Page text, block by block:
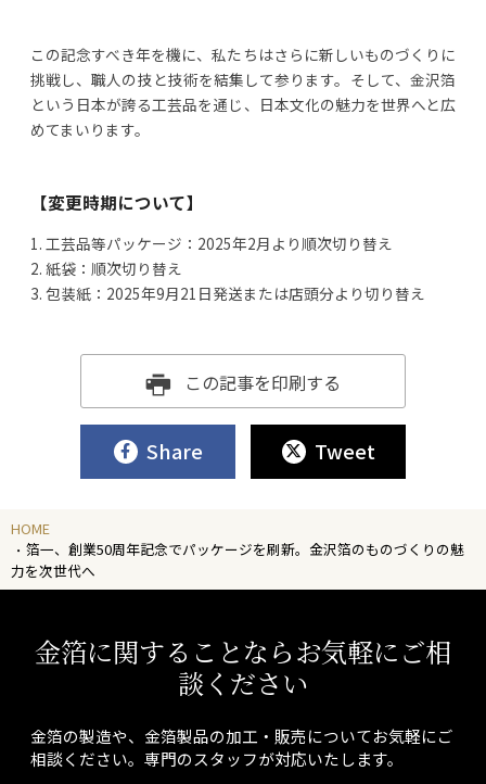
この記念すべき年を機に、私たちはさらに新しいものづくりに
挑戦し、職人の技と技術を結集して参ります。そして、金沢箔
という日本が誇る工芸品を通じ、日本文化の魅力を世界へと広
めてまいります。
【変更時期について】
1. 工芸品等パッケージ：2025年2月より順次切り替え
2. 紙袋：順次切り替え
3. 包装紙：2025年9月21日発送または店頭分より切り替え
この記事を印刷する
Share Tweet
HOME
箔一、創業50周年記念でパッケージを刷新。金沢箔のものづくりの魅
力を次世代へ
金箔に関することならお気軽にご相
談ください
金箔の製造や、金箔製品の加工・販売についてお気軽にご
相談ください。専門のスタッフが対応いたします。